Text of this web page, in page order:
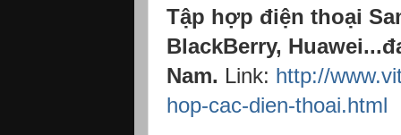
Tập hợp điện thoại
BlackBerry,
Nam. Link: http://
hop-cac-dien-thoai.html